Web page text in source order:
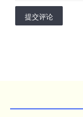
提交评论